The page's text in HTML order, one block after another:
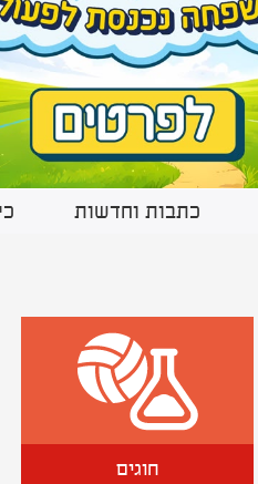
כתבות וחדשות
חוגים